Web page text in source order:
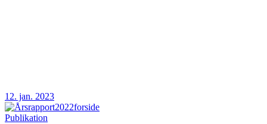
12. jan. 2023
Publikation